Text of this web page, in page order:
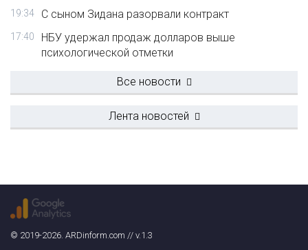
19:34 С сыном Зидана разорвали контракт
17:40
НБУ удержал продаж долларов выше
психологической отметки
Все новости
Лента новостей
© 2019-2026. ARDinform.com // v.1.3